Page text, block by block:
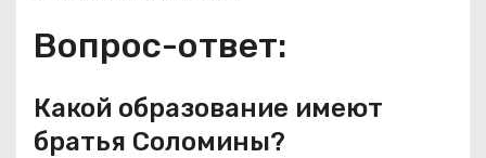
Вопрос-ответ:
Какой образование имеют
братья Соломины?